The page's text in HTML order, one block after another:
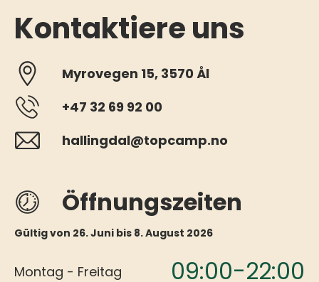
Kontaktiere uns
Myrovegen 15, 3570 Ål
+47 32 69 92 00
hallingdal@topcamp.no
Öffnungszeiten
Gültig von 26. Juni bis 8. August 2026
Montag - Freitag 09:00-22:00